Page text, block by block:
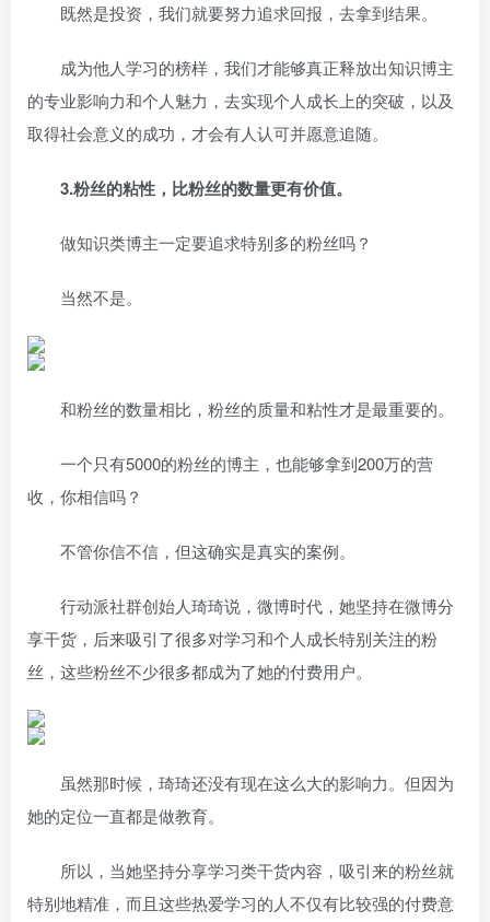
既然是投资，我们就要努力追求回报，去拿到结果。
成为他人学习的榜样，我们才能够真正释放出知识博主
的专业影响力和个人魅力，去实现个人成长上的突破，以及
取得社会意义的成功，才会有人认可并愿意追随。
3.粉丝的粘性，比粉丝的数量更有价值。
做知识类博主一定要追求特别多的粉丝吗？
当然不是。
和粉丝的数量相比，粉丝的质量和粘性才是最重要的。
一个只有5000的粉丝的博主，也能够拿到200万的营
收，你相信吗？
不管你信不信，但这确实是真实的案例。
行动派社群创始人琦琦说，微博时代，她坚持在微博分
享干货，后来吸引了很多对学习和个人成长特别关注的粉
丝，这些粉丝不少很多都成为了她的付费用户。
虽然那时候，琦琦还没有现在这么大的影响力。但因为
她的定位一直都是做教育。
所以，当她坚持分享学习类干货内容，吸引来的粉丝就
特别地精准，而且这些热爱学习的人不仅有比较强的付费意